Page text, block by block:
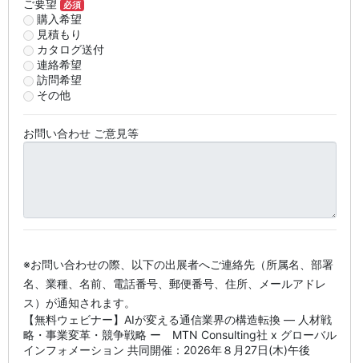
ご要望 必須
購入希望
見積もり
カタログ送付
連絡希望
訪問希望
その他
お問い合わせ ご意見等
※お問い合わせの際、以下の出展者へご連絡先（所属名、部署
名、業種、名前、電話番号、郵便番号、住所、メールアドレ
ス）が通知されます。
【無料ウェビナー】AIが変える通信業界の構造転換 ― 人材戦
略・事業変革・競争戦略 ー MTN Consulting社 x グローバル
インフォメーション 共同開催：2026年８月27日(木)午後